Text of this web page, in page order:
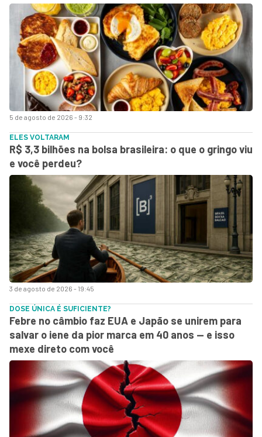
5 de agosto de 2026 - 9:32
3 de agosto de 2026 - 19:45
ELES VOLTARAM
R$ 3,3 bilhões na bolsa brasileira: o que o gringo viu
e você perdeu?
DOSE ÚNICA É SUFICIENTE?
Febre no câmbio faz EUA e Japão se unirem para
salvar o iene da pior marca em 40 anos — e isso
mexe direto com você